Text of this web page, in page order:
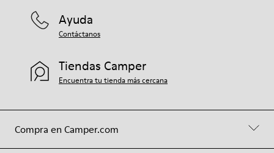
Compra en Camper.com
Ayuda
Contáctanos
Tiendas Camper
Encuentra tu tienda más cercana